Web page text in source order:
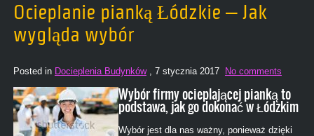
Ocieplanie pianką Łódzkie – Jak
wygląda wybór
Posted in Docieplenia Budynków , 7 stycznia 2017 No comments
Wybór firmy ocieplającej pianką to
podstawa, jak go dokonać w Łódzkim
Wybór jest dla nas ważny, ponieważ dzięki